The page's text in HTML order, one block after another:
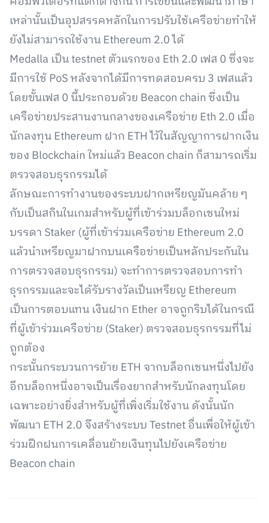
เหล่านั้นเป็นอุปสรรคหลักในการปรับใช้เครือข่ายทำให้
ยังไม่สามารถใช้งาน Ethereum 2.0 ได้
Medalla เป็น testnet ตัวแรกของ Eth 2.0 เฟส 0 ซึ่งจะ
มีการใช้ PoS หลังจากได้มีการทดสอบครบ 3 เฟสแล้ว
โดยขั้นเฟส 0 นี้ประกอบด้วย Beacon chain ซึ่งเป็น
เครือข่ายประสานงานกลางของเครือข่าย Eth 2.0 เมื่อ
นักลงทุน Ethereum ฝาก ETH ไว้ในสัญญาการฝากเงิน
ของ Blockchain ใหม่แล้ว Beacon chain ก็สามารถเริ่ม
ตรวจสอบธุรกรรมได้
ลักษณะการทำงานของระบบฝากเหรียญมันคล้าย ๆ
กับเป็นสกินในเกมสำหรับผู้ที่เข้าร่วมบล็อกเชนใหม่
บรรดา Staker (ผู้ที่เข้าร่วมเครือข่าย Ethereum 2.0
แล้วนำเหรียญมาฝากบนเครือข่ายเป็นหลักประกันใน
การตรวจสอบธุรกรรม) จะทำการตรวจสอบการทำ
ธุรกรรมและจะได้รับรางวัลเป็นเหรียญ Ethereum
เป็นการตอบแทน เงินฝาก Ether อาจถูกริบได้ในกรณี
ที่ผู้เข้าร่วมเครือข่าย (Staker) ตรวจสอบธุรกรรมที่ไม่
ถูกต้อง
กระนั้นกระบวนการย้าย ETH จากบล็อกเชนหนึ่งไปยัง
อีกบล็อกหนึ่งอาจเป็นเรื่องยากสำหรับนักลงทุนโดย
เฉพาะอย่างยิ่งสำหรับผู้ที่เพิ่งเริ่มใช้งาน ดังนั้นนัก
พัฒนา ETH 2.0 จึงสร้างระบบ Testnet อื่นเพื่อให้ผู้เข้า
ร่วมฝึกฝนการเคลื่อนย้ายเงินทุนไปยังเครือข่าย
Beacon chain